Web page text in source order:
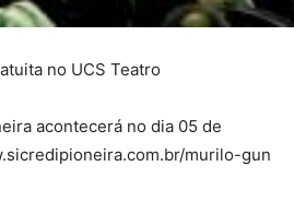
no UCS Teatro
acontecerá no dia 05 de
murilo-gun